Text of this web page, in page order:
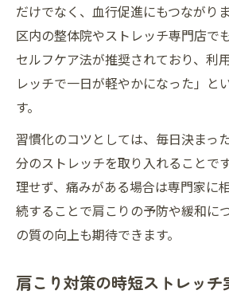
肩こり対策に役立つ肩甲骨
駅近で肩こり改善が叶う鶴見
駅近店舗で肩こりを効率
肩こりに強い鶴見の駅近
肩こり改善を叶える駅近
セルフケアなら肩こりが軽く
夫
チ術
だけでなく、血行促進にもつながり
区内の整体院やストレッチ専門店で
セルフケア法が推奨されており、利
レッチで一日が軽やかになった」と
す。
習慣化のコツとしては、毎日決まっ
分のストレッチを取り入れることで
理せず、痛みがある場合は専門家に
続することで肩こりの予防や緩和に
の質の向上も期待できます。
肩こり対策の時短ストレッチ